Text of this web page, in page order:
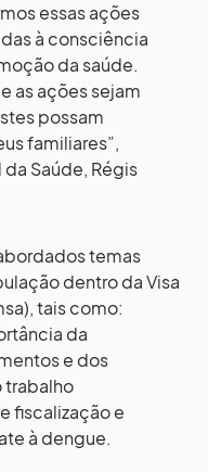
essas ações
à consciência
da saúde.
as ações sejam
possam
familiares”,
Saúde, Régis
temas
dentro da Visa
tais como:
da
e dos
trabalho
fiscalização e
à dengue.